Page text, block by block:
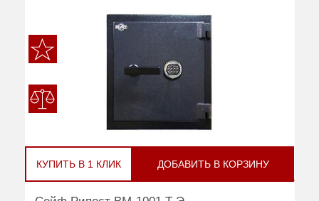
КУПИТЬ В 1 КЛИК ДОБАВИТЬ В КОРЗИНУ